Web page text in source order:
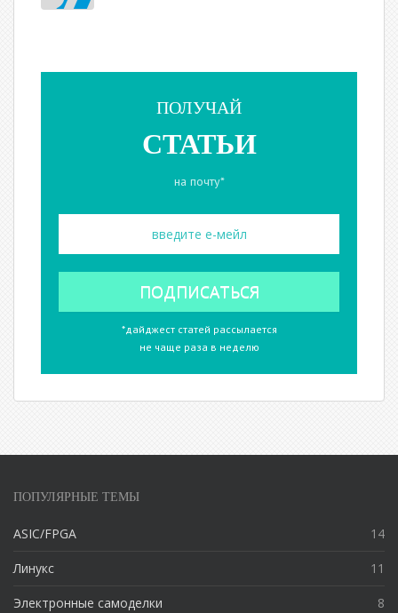
ПОЛУЧАЙ
СТАТЬИ
на почту*
*дайджест статей рассылается
не чаще раза в неделю
ПОПУЛЯРНЫЕ ТЕМЫ
ASIC/FPGA 14
Линукс 11
Электронные самоделки 8